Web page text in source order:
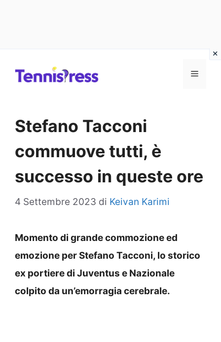
MENU
Stefano Tacconi
commuove tutti, è
successo in queste ore
4 Settembre 2023 di Keivan Karimi
Momento di grande commozione ed
emozione per Stefano Tacconi, lo storico
ex portiere di Juventus e Nazionale
colpito da un’emorragia cerebrale.